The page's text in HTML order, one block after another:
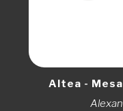
Altea -